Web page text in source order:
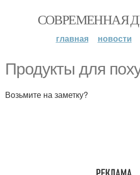
СОВРЕМЕННАЯ
главная новости
Продукты для
Возьмите на заметку?